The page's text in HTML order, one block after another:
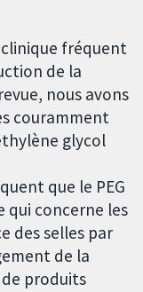
fréquent
de la
nous avons
couramment
glycol
que le PEG
qui concerne les
des selles par
de la
produits